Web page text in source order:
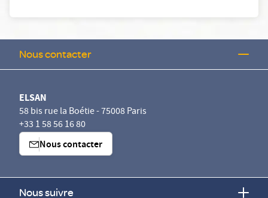
Nous contacter
ELSAN
58 bis rue la Boétie - 75008 Paris
+33 1 58 56 16 80
Nous contacter
Nous suivre